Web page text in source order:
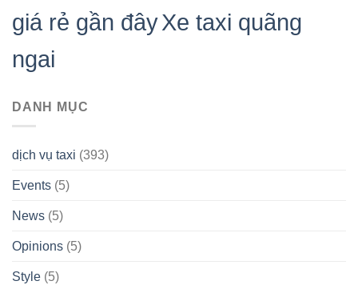
giá rẻ gần đâyXe taxi quãng
ngai
DANH MỤC
dịch vụ taxi (393)
Events (5)
News (5)
Opinions (5)
Style (5)